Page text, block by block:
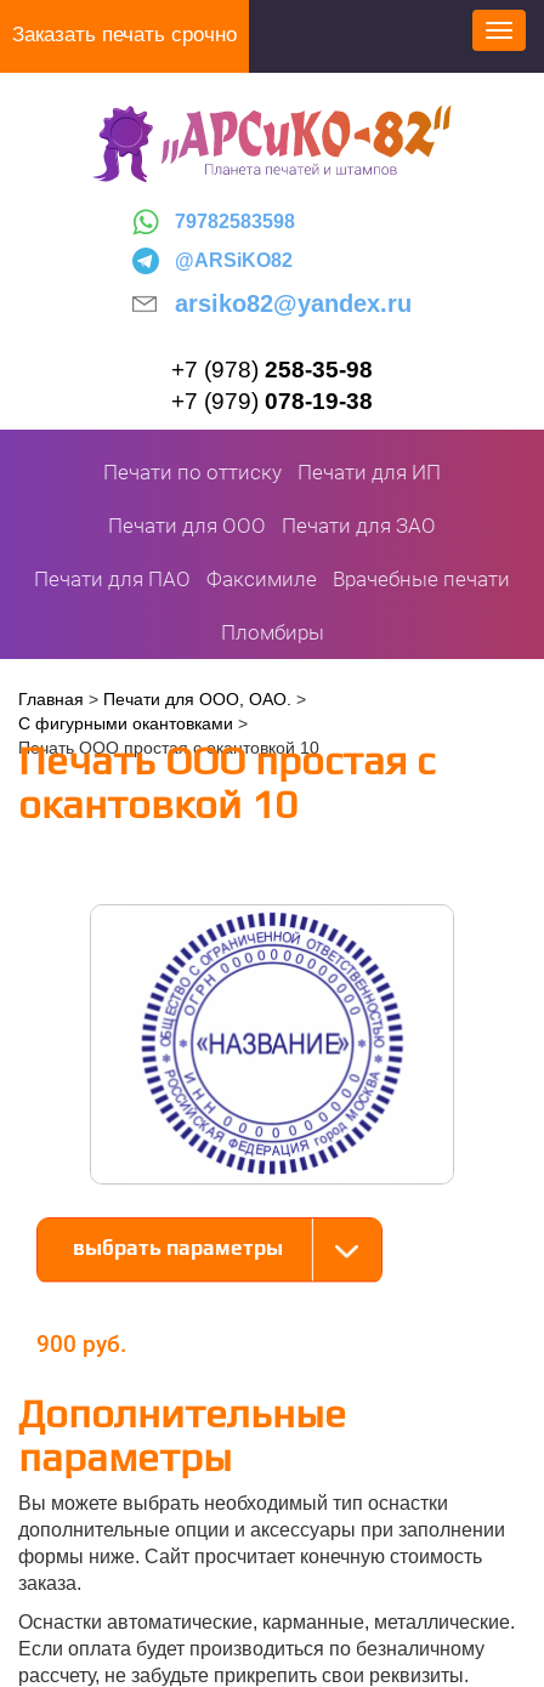
Заказать печать срочно
79782583598
@ARSiKO82
arsiko82@yandex.ru
+7 (978) 258-35-98
+7 (979) 078-19-38
Печати по оттиску Печати для ИП
Печати для ООО Печати для ЗАО
Печати для ПАО Факсимиле Врачебные печати
Пломбиры
Вы
здесь
Главная > Печати для ООО, ОАО. >
С фигурными окантовками >
Печать ООО простая с окантовкой 10
Печать ООО простая с
окантовкой 10
выбрать параметры
900
Дополнительные
параметры
Вы можете выбрать необходимый тип оснастки
дополнительные опции и аксессуары при заполнении
формы ниже. Сайт просчитает конечную стоимость
заказа.
Оснастки автоматические, карманные, металлические.
Если оплата будет производиться по безналичному
рассчету, не забудьте прикрепить свои реквизиты.